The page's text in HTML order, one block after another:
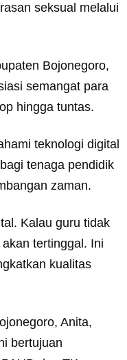
seksual melalui
Bojonegoro,
semangat para
hingga tuntas.
teknologi digital
tenaga pendidik
zaman.
Kalau guru tidak
tertinggal. Ini
kualitas
Anita,
bertujuan